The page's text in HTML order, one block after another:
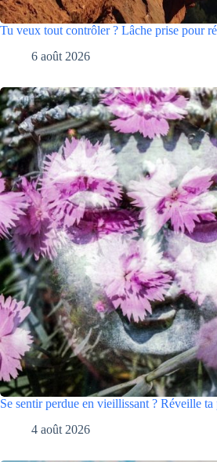
Tu veux tout contrôler ? Lâche prise pour
6 août 2026
Se sentir perdue en vieillissant ? Réveille ta
4 août 2026